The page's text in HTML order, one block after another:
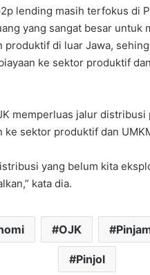
lending masih terfokus di
yang sangat besar untuk
produktif di luar Jawa,
ke sektor produktif
memperluas jalur distribusi
ke sektor produktif dan
yang belum kita
kata dia.
OJK
Pinjol